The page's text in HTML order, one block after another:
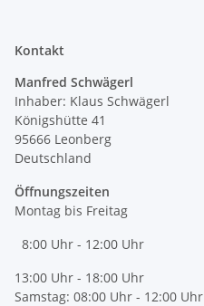
Kontakt
Manfred Schwägerl
Inhaber: Klaus Schwägerl
Königshütte 41
95666 Leonberg
Deutschland
Öffnungszeiten
Montag bis Freitag
8:00 Uhr - 12:00 Uhr
13:00 Uhr - 18:00 Uhr
Samstag: 08:00 Uhr - 12:00 Uhr